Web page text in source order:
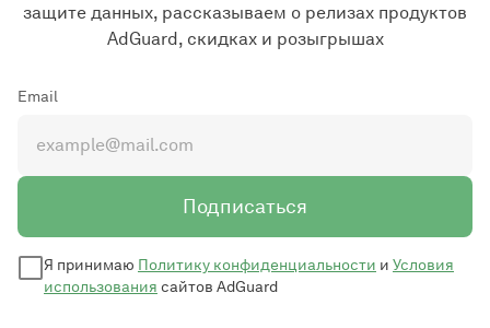
защите данных, рассказываем о релизах продуктов
AdGuard, скидках и розыгрышах
Email
Подписаться
Я принимаю Политику конфиденциальности и Условия
использования сайтов AdGuard